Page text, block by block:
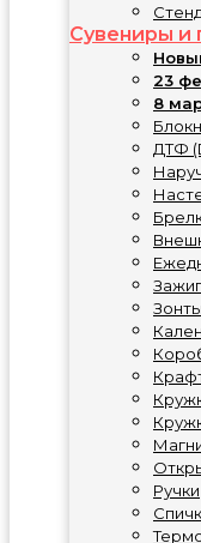
Сувениры и
23
8
ДТФ
Зонты
Ручки